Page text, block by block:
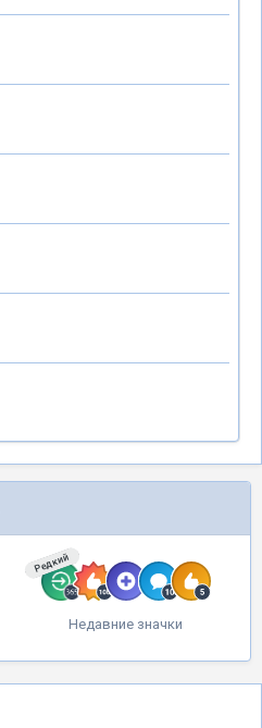
Редкий
Недавние значки